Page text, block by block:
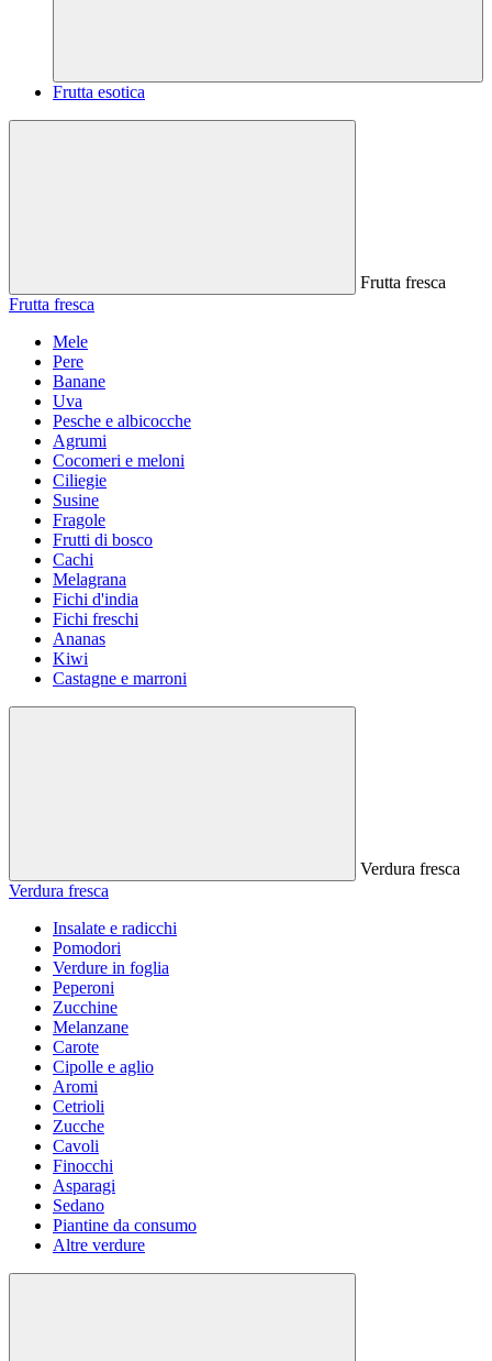
Frutta esotica
Frutta fresca
Frutta fresca
Mele
Pere
Banane
Uva
Pesche e albicocche
Agrumi
Cocomeri e meloni
Ciliegie
Susine
Fragole
Frutti di bosco
Cachi
Melagrana
Fichi d'india
Fichi freschi
Ananas
Kiwi
Castagne e marroni
Verdura fresca
Verdura fresca
Insalate e radicchi
Pomodori
Verdure in foglia
Peperoni
Zucchine
Melanzane
Carote
Cipolle e aglio
Aromi
Cetrioli
Zucche
Cavoli
Finocchi
Asparagi
Sedano
Piantine da consumo
Altre verdure